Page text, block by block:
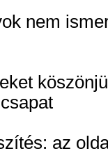
nem
az